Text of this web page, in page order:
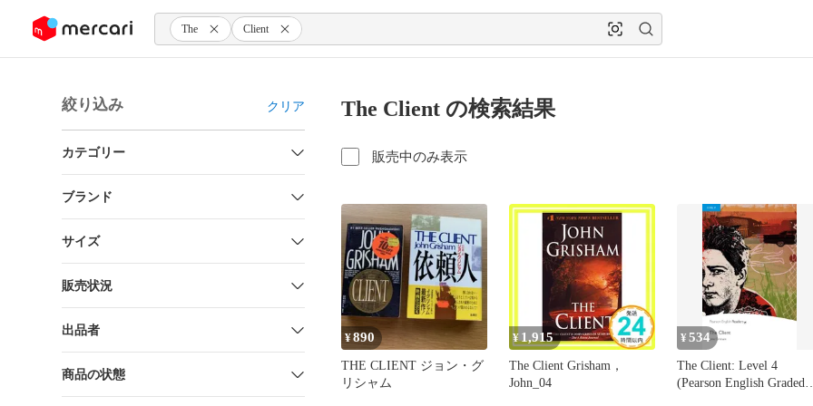
ツにスキップ The Client
絞り込み クリア
カテゴリー
ブランド
サイズ
販売状況
出品者
商品の状態
The Client の検索結果
販売中のみ表示
¥890
THE CLIENT ジョン・グ
リシャム
¥1,915
The Client Grisham，
John_04
¥534
The Client: Level 4
(Pearson English Graded